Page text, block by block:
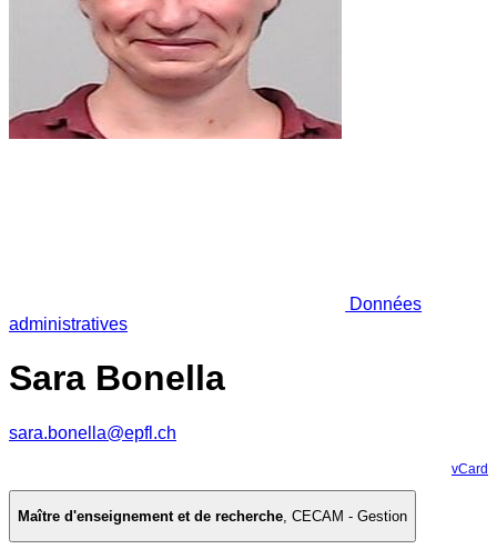
Données
administratives
Sara Bonella
sara.bonella@epfl.ch
vCard
Maître d'enseignement et de recherche, CECAM - Gestion